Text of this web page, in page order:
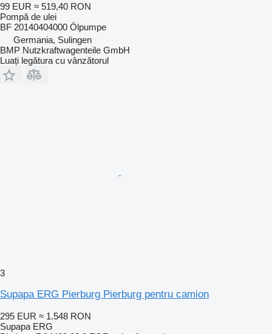
99 EUR ≈ 519,40 RON
Pompă de ulei
BF 20140404000 Ölpumpe
Germania, Sulingen
BMP Nutzkraftwagenteile GmbH
Luați legătura cu vânzătorul
3
Supapa ERG Pierburg Pierburg pentru camion
295 EUR ≈ 1.548 RON
Supapa ERG